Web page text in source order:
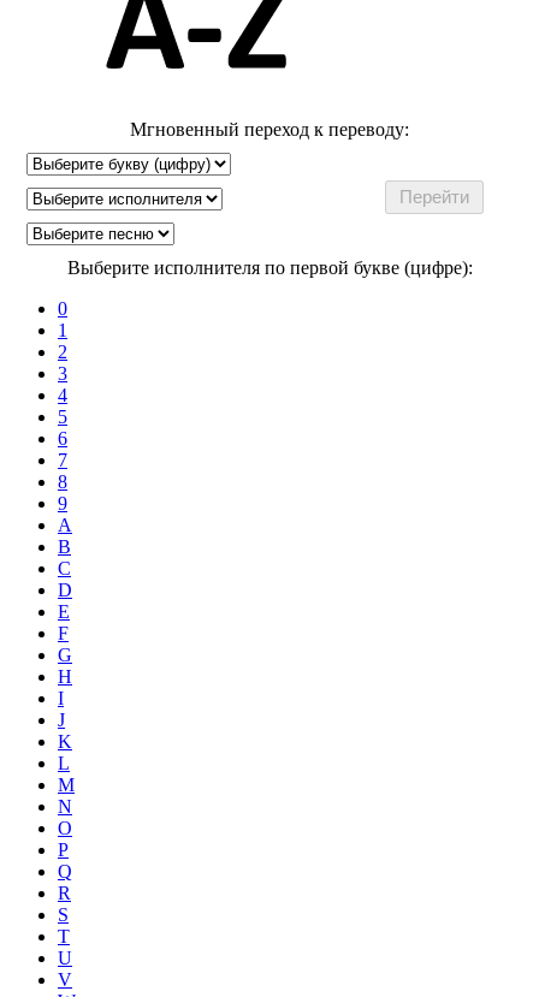
Мгновенный переход к переводу:
Выберите исполнителя по первой букве (цифре):
0
1
2
3
4
5
6
7
8
9
A
B
C
D
E
F
G
H
I
J
K
L
M
N
O
P
Q
R
S
T
U
V